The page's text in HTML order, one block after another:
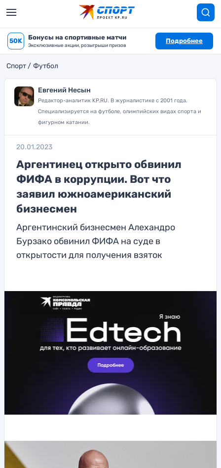
50K Бонусы на спортивные матчи
Эксклюзивные акции, розыгрыши призов
Подробнее
Спорт Футбол
Евгений Несын
Редактор-аналитик KP.RU. В журналистике с 2001 года.
Специализируется на футболе, олимпийских видах спорта и
фигурном катании.
20.01.2023
Аргентинец открыто обвинил
ФИФА в коррупции. Вот что
заявил южноамериканский
бизнесмен
Аргентинский бизнесмен Алехандро
Бурзако обвинил ФИФА на суде в
открытости для получения взяток